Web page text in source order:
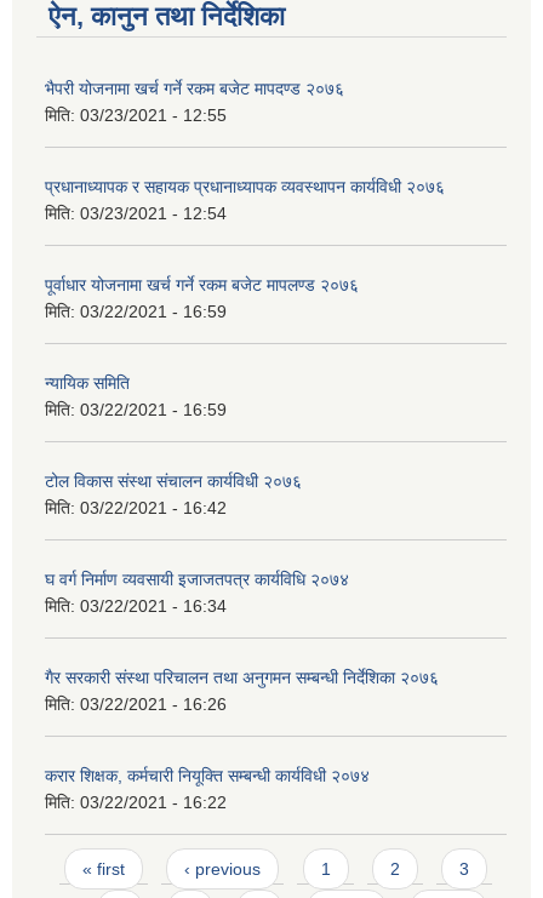
ऐन, कानुन तथा निर्देशिका
भैपरी योजनामा खर्च गर्ने रकम बजेट मापदण्ड २०७६
मिति: 03/23/2021 - 12:55
प्रधानाध्यापक र सहायक प्रधानाध्यापक व्यवस्थापन कार्यविधी २०७६
मिति: 03/23/2021 - 12:54
पूर्वाधार योजनामा खर्च गर्ने रकम बजेट मापलण्ड २०७६
मिति: 03/22/2021 - 16:59
न्यायिक समिति
मिति: 03/22/2021 - 16:59
टोल विकास संस्था संचालन कार्यविधी २०७६
मिति: 03/22/2021 - 16:42
घ वर्ग निर्माण व्यवसायी इजाजतपत्र कार्यविधि २०७४
मिति: 03/22/2021 - 16:34
गैर सरकारी संस्था परिचालन तथा अनुगमन सम्बन्धी निर्देशिका २०७६
मिति: 03/22/2021 - 16:26
करार शिक्षक, कर्मचारी नियूक्ति सम्बन्धी कार्यविधी २०७४
मिति: 03/22/2021 - 16:22
Pages
« first ‹ previous 1 2 3